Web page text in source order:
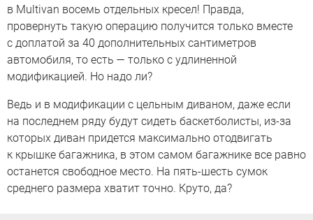
в Multivan восемь отдельных кресел! Правда,
провернуть такую операцию получится только вместе
с доплатой за 40 дополнительных сантиметров
автомобиля, то есть — только с удлиненной
модификацией. Но надо ли?
Ведь и в модификации с цельным диваном, даже если
на последнем ряду будут сидеть баскетболисты, из-за
которых диван придется максимально отодвигать
к крышке багажника, в этом самом багажнике все равно
останется свободное место. На пять-шесть сумок
среднего размера хватит точно. Круто, да?